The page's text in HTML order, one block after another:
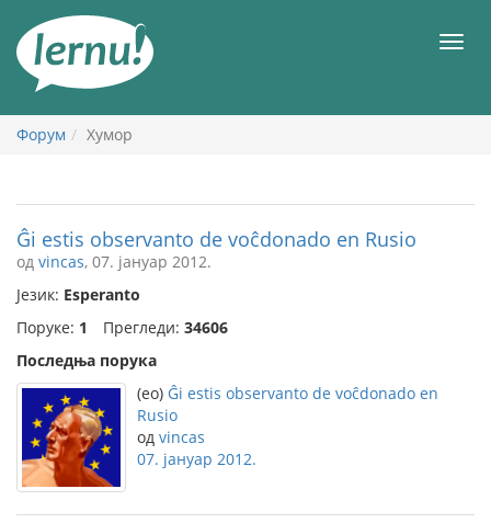
садржају
Форум Хумор
Ĝi estis observanto de voĉdonado en Rusio
од vincas, 07. јануар 2012.
Језик: Esperanto
Поруке: 1 Прегледи: 34606
Последња порука
(eo) Ĝi estis observanto de voĉdonado en
Rusio
од vincas
07. јануар 2012.